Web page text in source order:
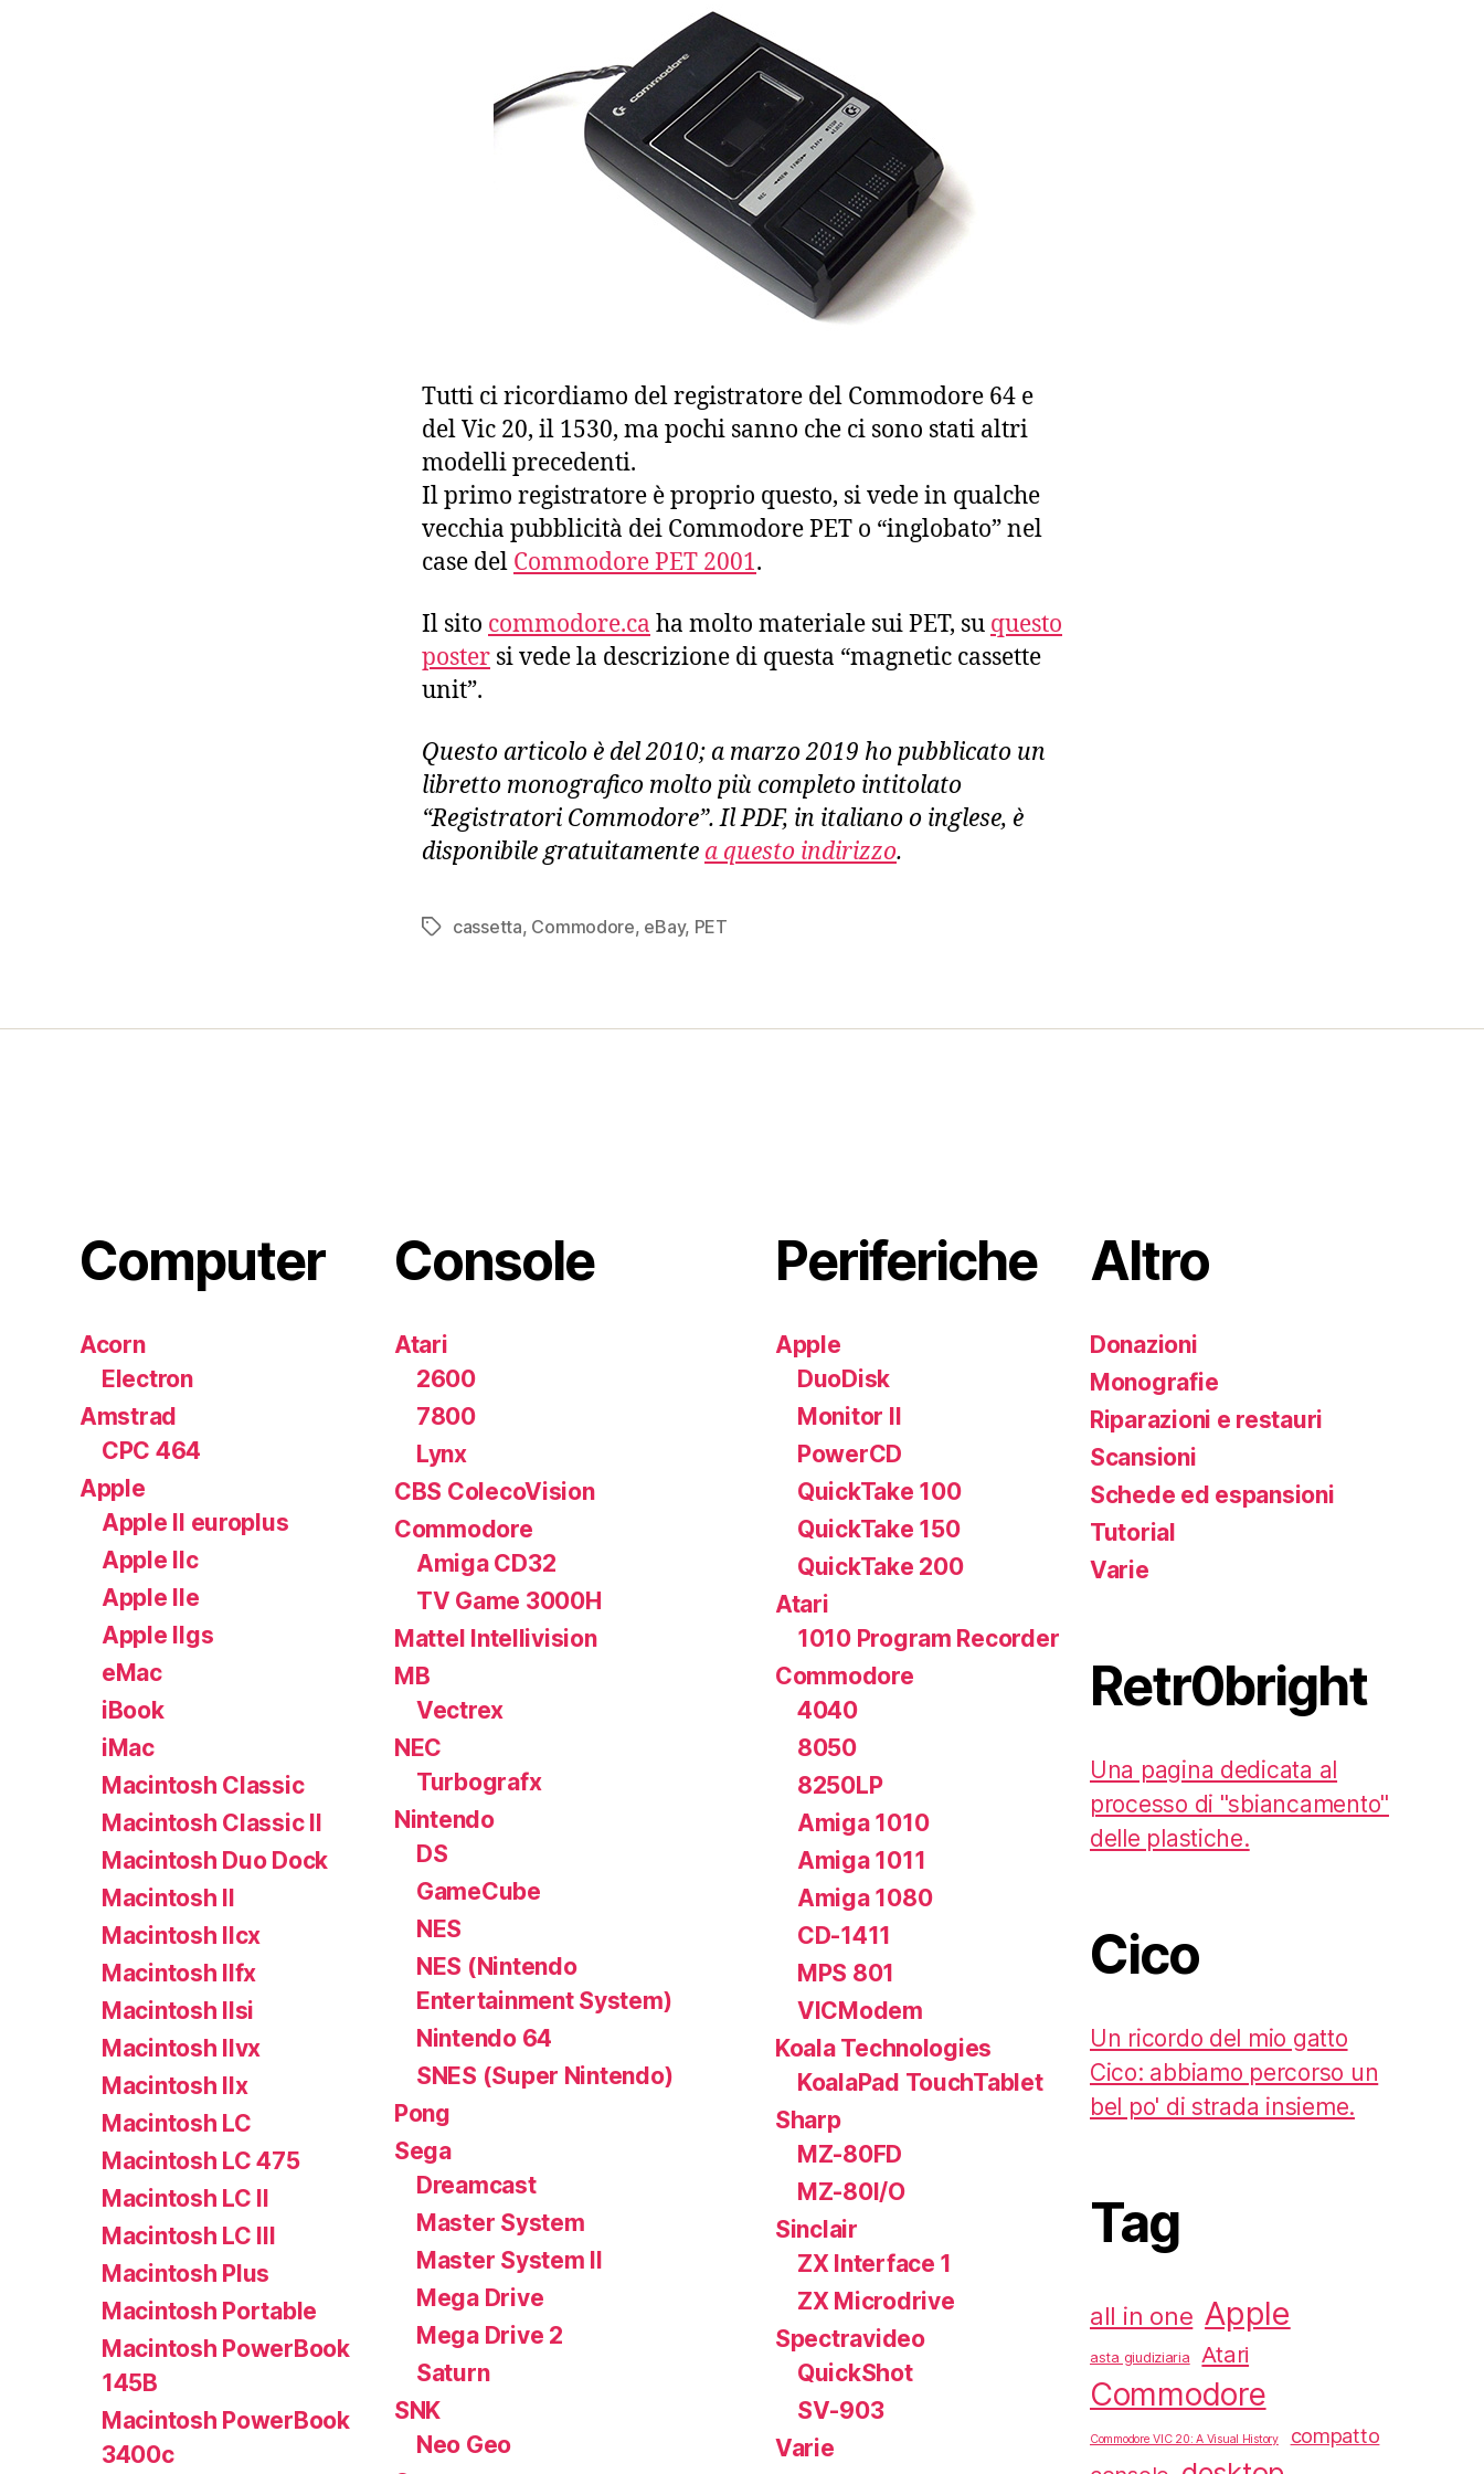
Tutti ci ricordiamo del registratore del Commodore 64 e
del Vic 20, il 1530, ma pochi sanno che ci sono stati altri
modelli precedenti.
Il primo registratore è proprio questo, si vede in qualche
vecchia pubblicità dei Commodore PET o “inglobato” nel
case del Commodore PET 2001.
Il sito commodore.ca ha molto materiale sui PET, su questo
poster si vede la descrizione di questa “magnetic cassette
unit”.
Questo articolo è del 2010; a marzo 2019 ho pubblicato un
libretto monografico molto più completo intitolato
“Registratori Commodore”. Il PDF, in italiano o inglese, è
disponibile gratuitamente a questo indirizzo.
Tag cassetta, Commodore, eBay, PET
Computer
Acorn
Electron
Amstrad
CPC 464
Apple
Apple II europlus
Apple IIc
Apple IIe
Apple IIgs
eMac
iBook
iMac
Macintosh Classic
Macintosh Classic II
Macintosh Duo Dock
Macintosh II
Macintosh IIcx
Macintosh IIfx
Macintosh IIsi
Macintosh IIvx
Macintosh IIx
Macintosh LC
Macintosh LC 475
Macintosh LC II
Macintosh LC III
Macintosh Plus
Macintosh Portable
Macintosh PowerBook
145B
Macintosh PowerBook
3400c
Console
Atari
2600
7800
Lynx
CBS ColecoVision
Commodore
Amiga CD32
TV Game 3000H
Mattel Intellivision
MB
Vectrex
NEC
Turbografx
Nintendo
DS
GameCube
NES
NES (Nintendo
Entertainment System)
Nintendo 64
SNES (Super Nintendo)
Pong
Sega
Dreamcast
Master System
Master System II
Mega Drive
Mega Drive 2
Saturn
SNK
Neo Geo
Periferiche
Apple
DuoDisk
Monitor II
PowerCD
QuickTake 100
QuickTake 150
QuickTake 200
Atari
1010 Program Recorder
Commodore
4040
8050
8250LP
Amiga 1010
Amiga 1011
Amiga 1080
CD-1411
MPS 801
VICModem
Koala Technologies
KoalaPad TouchTablet
Sharp
MZ-80FD
MZ-80I/O
Sinclair
ZX Interface 1
ZX Microdrive
Spectravideo
QuickShot
SV-903
Varie
Altro
Donazioni
Monografie
Riparazioni e restauri
Scansioni
Schede ed espansioni
Tutorial
Varie
Retr0bright
Una pagina dedicata al
processo di "sbiancamento"
delle plastiche.
Cico
Un ricordo del mio gatto
Cico: abbiamo percorso un
bel po' di strada insieme.
Tag
all in one Apple
asta giudiziaria Atari
Commodore
Commodore VIC 20: A Visual History compatto